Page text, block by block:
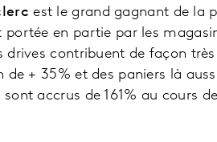
est le grand gagnant de la
portée en partie par les
drives contribuent de façon
+ 35% et des paniers là
sont accrus de 161% au cours